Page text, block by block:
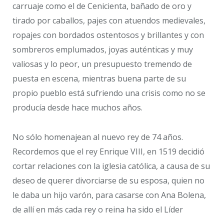
carruaje como el de Cenicienta, bañado de oro y
tirado por caballos, pajes con atuendos medievales,
ropajes con bordados ostentosos y brillantes y con
sombreros emplumados, joyas auténticas y muy
valiosas y lo peor, un presupuesto tremendo de
puesta en escena, mientras buena parte de su
propio pueblo está sufriendo una crisis como no se
producía desde hace muchos años.
No sólo homenajean al nuevo rey de 74 años.
Recordemos que el rey Enrique VIII, en 1519 decidió
cortar relaciones con la iglesia católica, a causa de su
deseo de querer divorciarse de su esposa, quien no
le daba un hijo varón, para casarse con Ana Bolena,
de allí en más cada rey o reina ha sido el Líder